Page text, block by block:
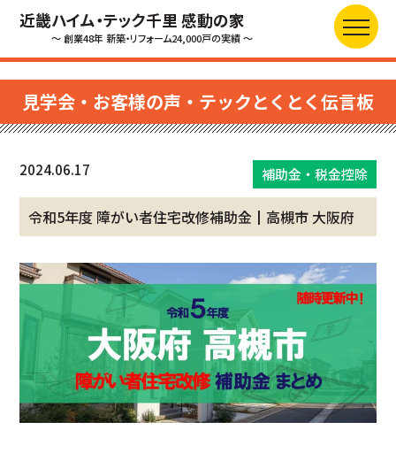
近畿ハイム・テック千里 感動の家
～ 創業48年 新築・リフォーム24,000戸の実績 ～
見学会・お客様の声・テックとくとく伝言板
2024.06.17 補助金・税金控除
令和5年度 障がい者住宅改修補助金┃高槻市 大阪府